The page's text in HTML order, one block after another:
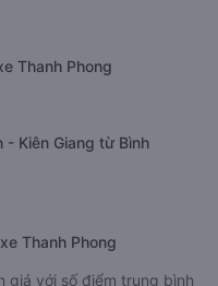
Thanh Phong
- Kiên Giang từ Bình
Thanh Phong
giá với số điểm trung bình